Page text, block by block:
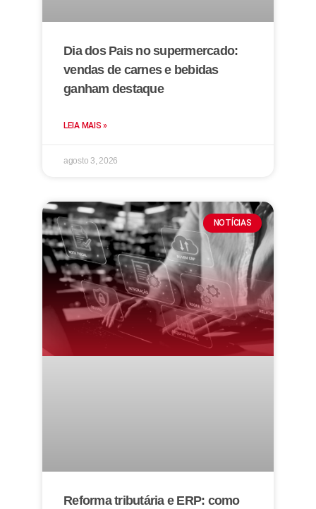
Dia dos Pais no supermercado:
vendas de carnes e bebidas
ganham destaque
LEIA MAIS »
agosto 3, 2026
NOTÍCIAS
Reforma tributária e ERP: como